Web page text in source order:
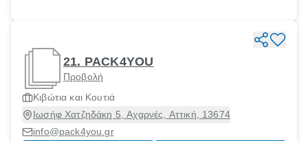
21. PACK4YOU
Προβολή
Κιβώτια και Κουτιά
Ιωσήφ Χατζηδάκη 5, Αχαρνές, Αττική, 13674
info@pack4you.gr